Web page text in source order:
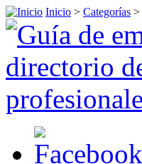
Inicio > Categorías >